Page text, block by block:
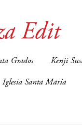
Edit
Grados Kenji
Iglesia Santa María